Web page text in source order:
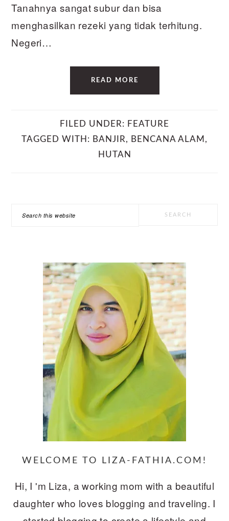
Tanahnya sangat subur dan bisa
menghasilkan rezeki yang tidak terhitung.
Negeri…
READ MORE
FILED UNDER: FEATURE
TAGGED WITH: BANJIR, BENCANA ALAM ,
HUTAN
Search
WELCOME TO LIZA-FATHIA.COM!
Hi, I 'm Liza, a working mom with a beautiful
daughter who loves blogging and traveling. I